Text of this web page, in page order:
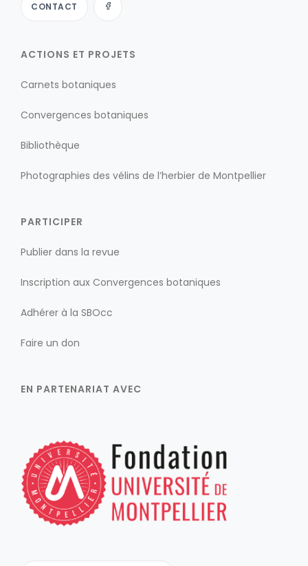
CONTACT
ACTIONS ET PROJETS
Carnets botaniques
Convergences botaniques
Bibliothèque
Photographies des vélins de l’herbier de Montpellier
PARTICIPER
Publier dans la revue
Inscription aux Convergences botaniques
Adhérer à la SBOcc
Faire un don
EN PARTENARIAT AVEC